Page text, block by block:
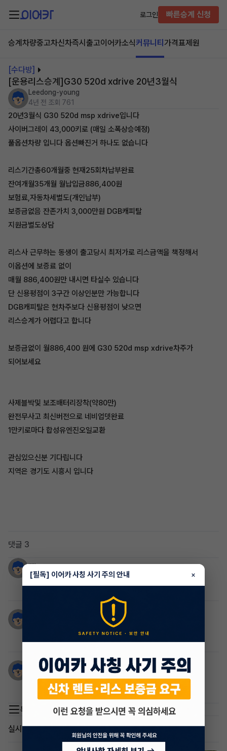
로그인 빠른승계 신청
승계차량중고차신차즉시출고이어카소식커뮤니티 가격표제원
[수다방]
[운용리스승계]G30 520d xdrive 20년3월식
Leedong-young
4년 전 조회 761
20년3월식 G30 520d msp xdrive입니다
사이버그레이 43,000키로 (매일 소폭상승예정)
풀옵션차량 입니다 옵션빠진거 하나도 없습니다
리스기간총60개월중 현재25회차납부완료
잔여개월35개월 월납입금886,400원
보험료,자동차세별도(개인납부)
보증금없음 잔존가치 3,000만원 DGB캐피탈
지원금별도상담
리스사 근무하는 동생이 출고당시 최저가로 리스금액을 책정해서
이옵션에 보증료 없이
매월 886,400원만 내시면 타실수 있습니다
단 신용평점이 3구간 이상인분만 가능합니다
DGB캐피탈은 현차주보다 신용평점이 낮으면
리스승계가 어렵다고 합니다
보증금없이 월886,400 원에 G30 520d msp xdrive차주가
되어보세요
사제블박및 보조배터리장착(약80만)
완전무사고 최신버전으로 네비업뎃완료
1만키로마다 합성유엔진오일교환
관심있으신분 기다립니다
지역은 경기도 시흥시 입니다
댓글 3
.....
4년 전
혹시 연 몇키로인지 알수있을까요?
임대한
차량관심잇습니다 연락처 알수잇을지요
목록 이동
실시간 인기글
[필독] 이어카 사칭 사기 주의 안내 ×